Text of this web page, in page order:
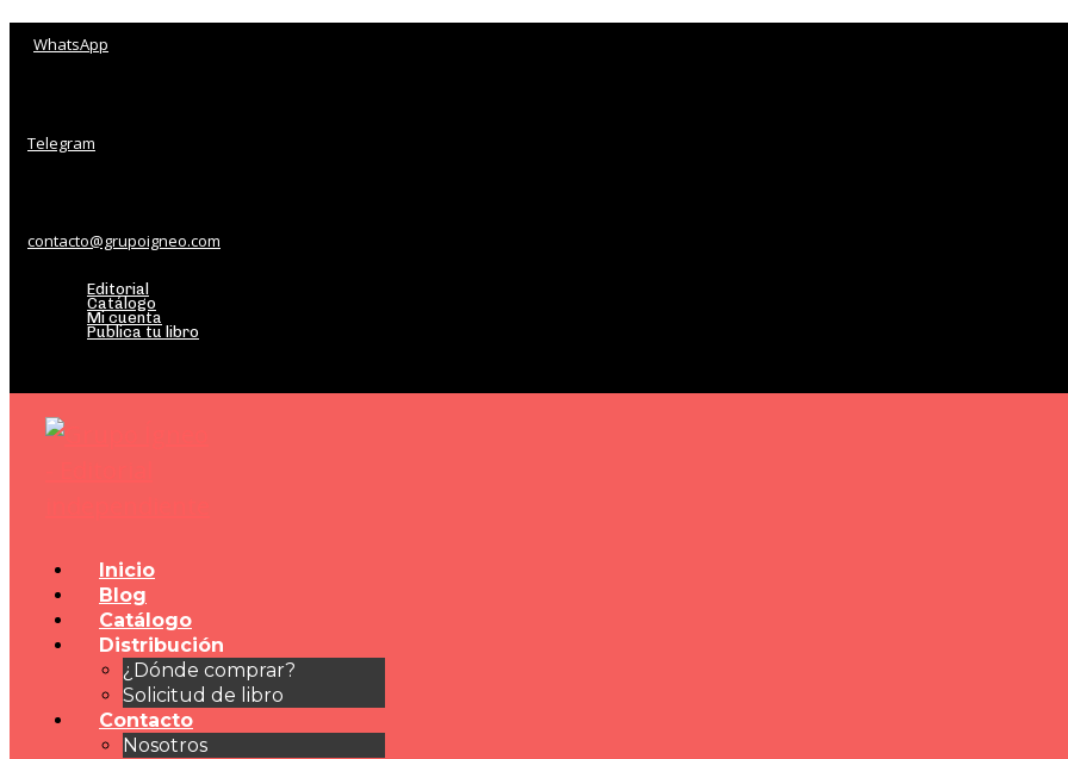
WhatsApp
Telegram
contacto@grupoigneo.com
Editorial
Catálogo
Mi cuenta
Publica tu libro
Inicio
Blog
Catálogo
Distribución
¿Dónde comprar?
Solicitud de libro
Contacto
Nosotros